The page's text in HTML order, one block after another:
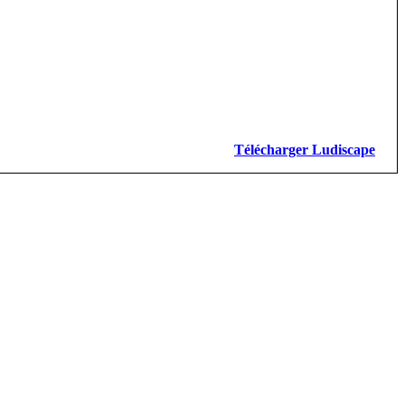
Télécharger Ludiscape